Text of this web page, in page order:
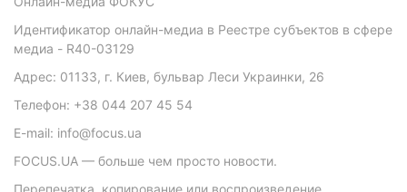
Идентификатор онлайн-медиа в Реестре субъектов в сфере
медиа - R40-03129
Адрес: 01133, г. Киев, бульвар Леси Украинки, 26
Телефон: +38 044 207 45 54
E-mail: info@focus.ua
FOCUS.UA — больше чем просто новости.
Перепечатка, копирование или воспроизведение